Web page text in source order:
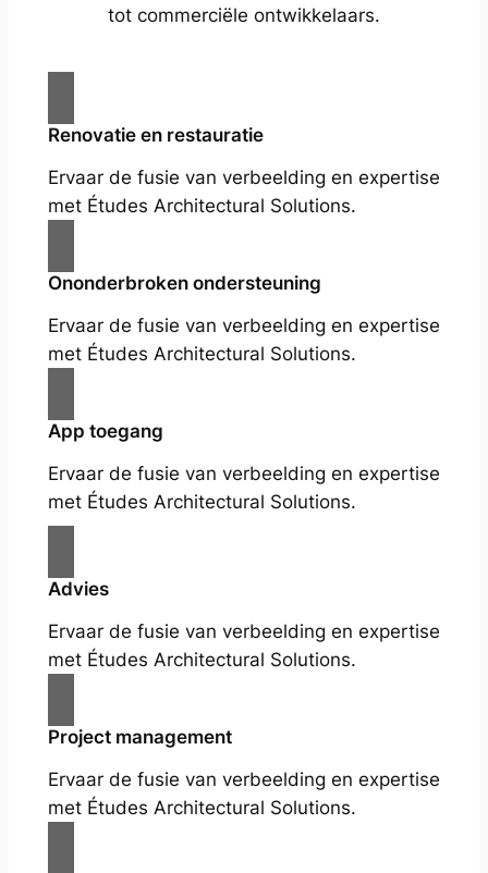
tot commerciële ontwikkelaars.
Renovatie en restauratie
Ervaar de fusie van verbeelding en expertise
met Études Architectural Solutions.
Ononderbroken ondersteuning
Ervaar de fusie van verbeelding en expertise
met Études Architectural Solutions.
App toegang
Ervaar de fusie van verbeelding en expertise
met Études Architectural Solutions.
Advies
Ervaar de fusie van verbeelding en expertise
met Études Architectural Solutions.
Project management
Ervaar de fusie van verbeelding en expertise
met Études Architectural Solutions.